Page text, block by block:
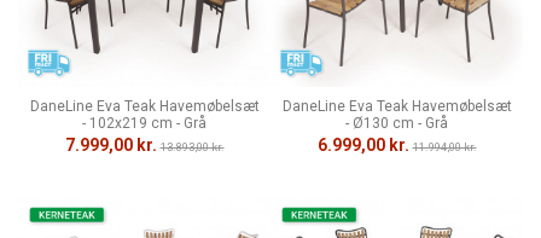
DaneLine Eva Teak Havemøbelsæt
- 102x219 cm - Grå
7.999,00 kr. 13.893,00 kr.
DaneLine Eva Teak Havemøbelsæt
- Ø130 cm - Grå
6.999,00 kr. 11.994,00 kr.